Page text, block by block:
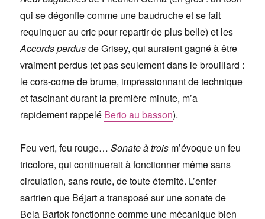
qui se dégonfle comme une baudruche et se fait
requinquer au cric pour repartir de plus belle) et les
Accords perdusde Grisey, qui auraient gagné à être
vraiment perdus (et pas seulement dans le brouillard :
le cors-corne de brume, impressionnant de technique
et fascinant durant la première minute, m’a
rapidement rappelé Berio au basson).
Feu vert, feu rouge…Sonate à trois m’évoque un feu
tricolore, qui continuerait à fonctionner même sans
circulation, sans route, de toute éternité. L’enfer
sartrien que Béjart a transposé sur une sonate de
Bela Bartok fonctionne comme une mécanique bien